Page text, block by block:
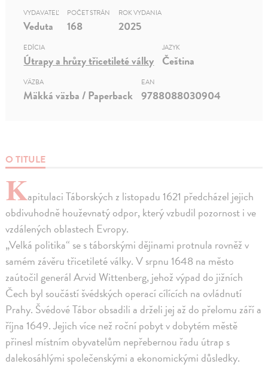
O TITULE
Kapitulaci Táborských z listopadu 1621 předcházel jejich
obdivuhodně houževnatý odpor, který vzbudil pozornost i ve
vzdálených oblastech Evropy.
„Velká politika“ se s táborskými dějinami protnula rovněž v
samém závěru třicetileté války. V srpnu 1648 na město
zaútočil generál Arvid Wittenberg, jehož výpad do jižních
Čech byl součástí švédských operací cílících na ovládnutí
Prahy. Švédové Tábor obsadili a drželi jej až do přelomu září a
října 1649. Jejich více než roční pobyt v dobytém městě
přinesl místním obyvatelům nepřebernou řadu útrap s
dalekosáhlými společenskými a ekonomickými důsledky.
VYDAVATEĽ
Veduta
POČET STRÁN
168
ROK VYDANIA
2025
EDÍCIA
Útrapy a hrůzy třicetileté války
JAZYK
Čeština
VÄZBA
Mäkká väzba / Paperback
EAN
9788088030904